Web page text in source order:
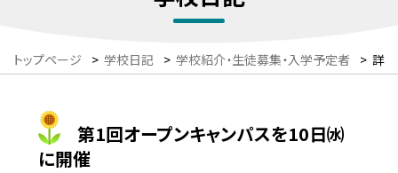
トップページ > 学校日記 > 学校紹介・生徒募集・入学予定者 > 詳細
第1回オープンキャンパスを10日㈬
に開催